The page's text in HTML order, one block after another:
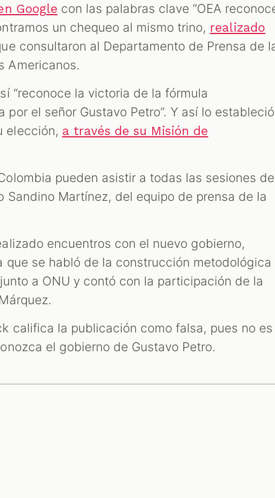
Google con las palabras clave “OEA
un chequeo al mismo trino, realizado
consultaron al Departamento de Prensa de
Americanos.
“reconoce la victoria de la fórmula
el señor Gustavo Petro”. Y así lo estableció
elección, a través de su Misión de
pueden asistir a todas las sesiones
Sandino Martínez, del equipo de prensa de la
encuentros con el nuevo gobierno,
que se habló de la construcción metodológica
a ONU y contó con la participación de la
califica la publicación como falsa, pues no es
el gobierno de Gustavo Petro.